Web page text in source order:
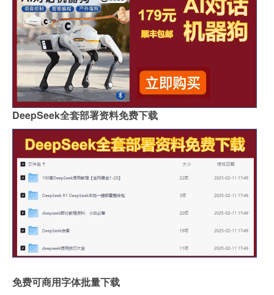
DeepSeek全套部署资料免费下载
免费可商用字体批量下载